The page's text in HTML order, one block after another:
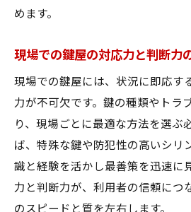
めます。
現場での鍵屋の対応力と判断力
現場での鍵屋には、状況に即応す
力が不可欠です。鍵の種類やトラ
り、現場ごとに最適な方法を選ぶ
ば、特殊な鍵や防犯性の高いシリ
識と経験を活かし最善策を迅速に
力と判断力が、利用者の信頼につ
のスピードと質を左右します。